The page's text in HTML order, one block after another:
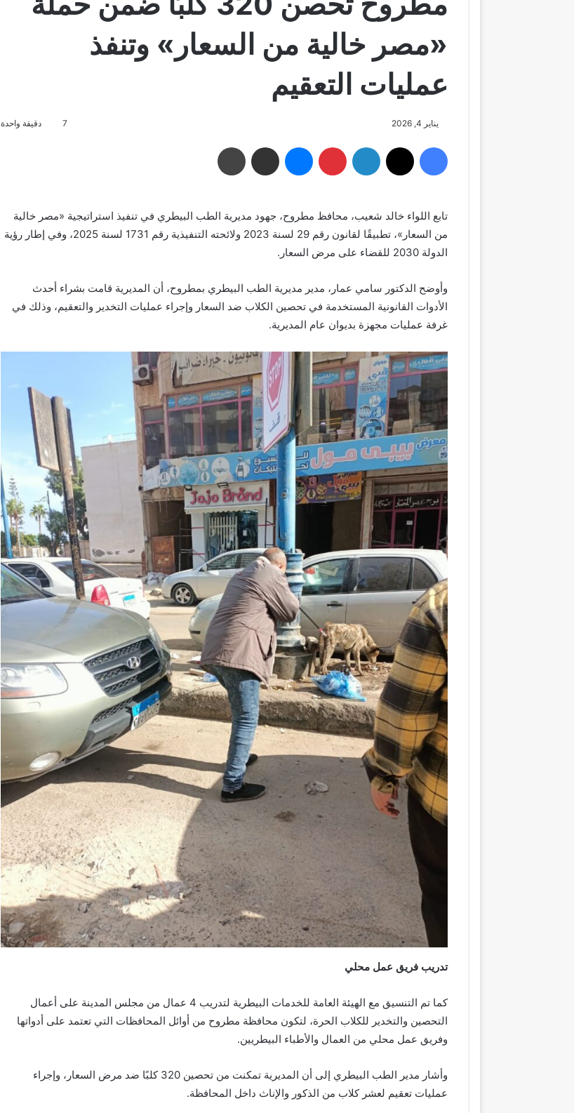
«مصر خالية من السعار» وتنفذ
عمليات التعقيم
يناير 4, 2026 7 دقيقة واحدة
فيسبوك لينكدإن بينتيريست ماسنجر مشاركة عبر البريد
تابع اللواء خالد شعيب، محافظ مطروح، جهود مديرية الطب البيطري في تنفيذ استراتيجية «مصر خالية
من السعار»، تطبيقًا لقانون رقم 29 لسنة 2023 ولائحته التنفيذية رقم 1731 لسنة 2025، وفي إطار رؤية
الدولة 2030 للقضاء على مرض السعار.
وأوضح الدكتور سامي عمار، مدير مديرية الطب البيطري بمطروح، أن المديرية قامت بشراء أحدث
الأدوات القانونية المستخدمة في تحصين الكلاب ضد السعار وإجراء عمليات التخدير والتعقيم، وذلك في
غرفة عمليات مجهزة بديوان عام المديرية.
تدريب فريق عمل محلي
كما تم التنسيق مع الهيئة العامة للخدمات البيطرية لتدريب 4 عمال من مجلس المدينة على أعمال
التحصين والتخدير للكلاب الحرة، لتكون محافظة مطروح من أوائل المحافظات التي تعتمد على أدواتها
وفريق عمل محلي من العمال والأطباء البيطريين.
وأشار مدير الطب البيطري إلى أن المديرية تمكنت من تحصين 320 كلبًا ضد مرض السعار، وإجراء
عمليات تعقيم لعشر كلاب من الذكور والإناث داخل المحافظة.